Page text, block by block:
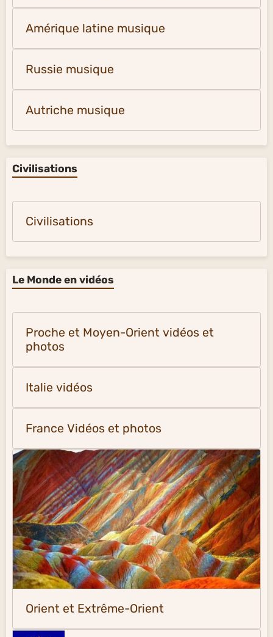
Amérique latine musique
Russie musique
Autriche musique
Civilisations
Civilisations
Le Monde en vidéos
Proche et Moyen-Orient vidéos et
photos
Italie vidéos
France Vidéos et photos
Orient et Extrême-Orient